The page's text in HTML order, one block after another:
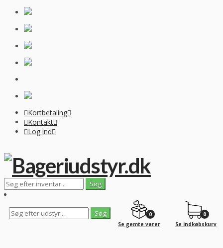
Kortbetaling
Kontakt
Log ind
0
Se gemte varer
0
Se indkøbskurv